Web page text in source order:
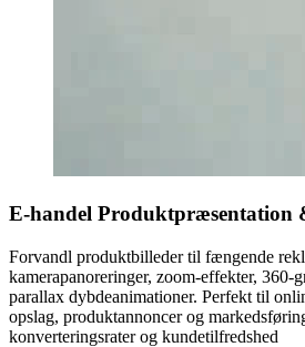
E-handel Produktpræsentation
Forvandl produktbilleder til fængende
kamerapanoreringer, zoom-effekter, 360-
parallax dybdeanimationer. Perfekt til
opslag, produktannoncer og
konverteringsrater og kundetilfredshed